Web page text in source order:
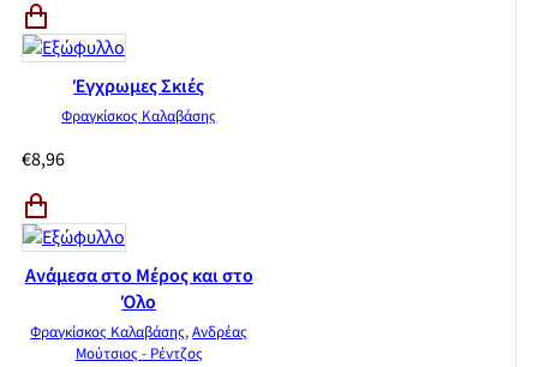
Το κρυφτό της αγάπης
The dark side of the moon
Απτική σκέψη
Οι γιορτινές φωτογραφίες
Το κέντρο του κύκλου είναι πάντα αόριστο
Αποχώρηση
Έγχρωμες Σκιές
Φραγκίσκος Καλαβάσης
€8,96
Ανάμεσα στο Μέρος και στο
Όλο
Φραγκίσκος Καλαβάσης,Ανδρέας
Μούτσιος - Ρέντζος